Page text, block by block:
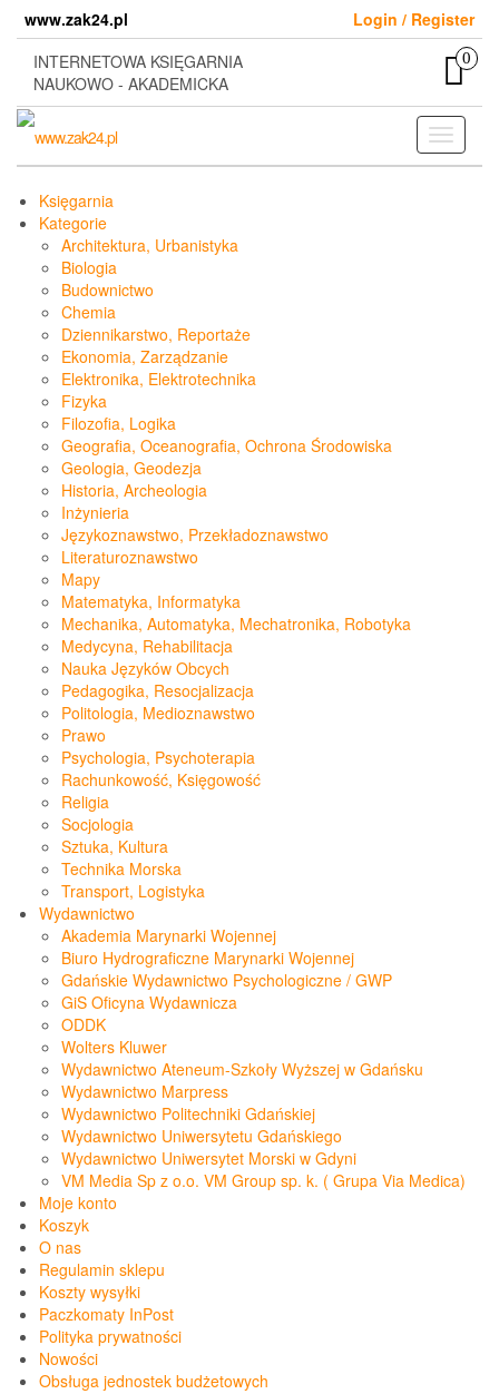
content
www.zak24.pl
Login / Register
INTERNETOWA KSIĘGARNIA
NAUKOWO - AKADEMICKA
0
Toggle
Księgarnia
Kategorie
Architektura, Urbanistyka
Biologia
Budownictwo
Chemia
Dziennikarstwo, Reportaże
Ekonomia, Zarządzanie
Elektronika, Elektrotechnika
Fizyka
Filozofia, Logika
Geografia, Oceanografia, Ochrona Środowiska
Geologia, Geodezja
Historia, Archeologia
Inżynieria
Językoznawstwo, Przekładoznawstwo
Literaturoznawstwo
Mapy
Matematyka, Informatyka
Mechanika, Automatyka, Mechatronika, Robotyka
Medycyna, Rehabilitacja
Nauka Języków Obcych
Pedagogika, Resocjalizacja
Politologia, Medioznawstwo
Prawo
Psychologia, Psychoterapia
Rachunkowość, Księgowość
Religia
Socjologia
Sztuka, Kultura
Technika Morska
Transport, Logistyka
Wydawnictwo
Akademia Marynarki Wojennej
Biuro Hydrograficzne Marynarki Wojennej
Gdańskie Wydawnictwo Psychologiczne / GWP
GiS Oficyna Wydawnicza
ODDK
Wolters Kluwer
Wydawnictwo Ateneum-Szkoły Wyższej w Gdańsku
Wydawnictwo Marpress
Wydawnictwo Politechniki Gdańskiej
Wydawnictwo Uniwersytetu Gdańskiego
Wydawnictwo Uniwersytet Morski w Gdyni
VM Media Sp z o.o. VM Group sp. k. ( Grupa Via Medica)
Moje konto
Koszyk
O nas
Regulamin sklepu
Koszty wysyłki
Paczkomaty InPost
Polityka prywatności
Nowości
Obsługa jednostek budżetowych